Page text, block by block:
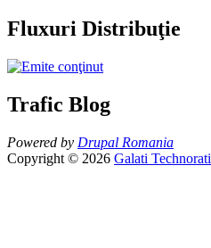
Fluxuri Distribuţie
Trafic Blog
Powered by Drupal Romania
Copyright © 2026 Galati Technorati